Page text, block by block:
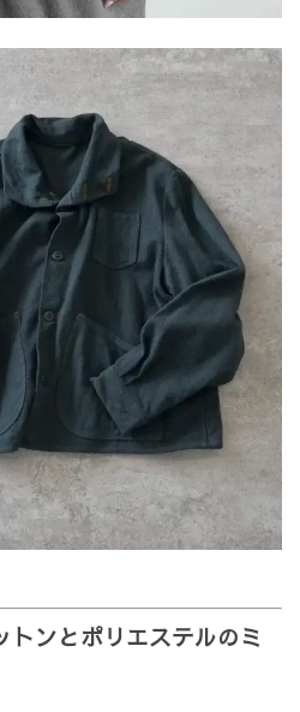
トンとポリエステルのミ